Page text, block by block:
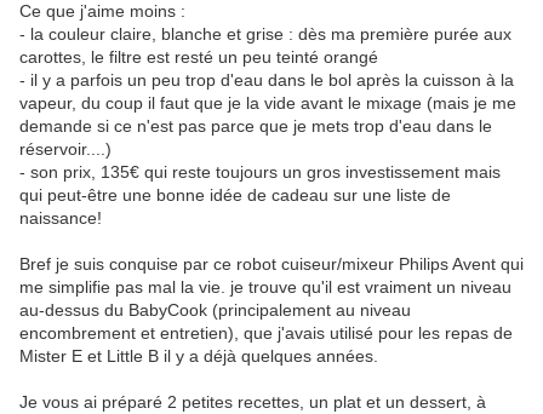
Ce que j'aime moins :
- la couleur claire, blanche et grise : dès ma première purée aux
carottes, le filtre est resté un peu teinté orangé
- il y a parfois un peu trop d'eau dans le bol après la cuisson à la
vapeur, du coup il faut que je la vide avant le mixage (mais je me
demande si ce n'est pas parce que je mets trop d'eau dans le
réservoir....)
- son prix, 135€ qui reste toujours un gros investissement mais
qui peut-être une bonne idée de cadeau sur une liste de
naissance!
Bref je suis conquise par ce robot cuiseur/mixeur Philips Avent qui
me simplifie pas mal la vie. je trouve qu'il est vraiment un niveau
au-dessus du BabyCook (principalement au niveau
encombrement et entretien), que j'avais utilisé pour les repas de
Mister E et Little B il y a déjà quelques années.
Je vous ai préparé 2 petites recettes, un plat et un dessert, à